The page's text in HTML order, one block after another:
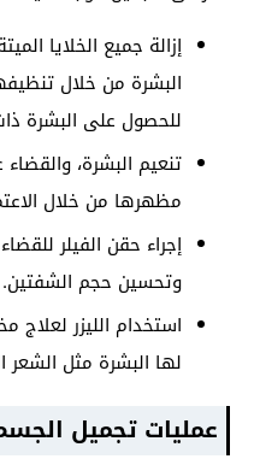
إزالة جميع الخلايا
البشرة من خلال
للحصول على البشرة
تنعيم البشرة،
مظهرها من خلال
إجراء حقن الفيلر
وتحسين حجم الشفتين.
استخدام الليزر
لها البشرة مثل الشعر
عمليات تجميل